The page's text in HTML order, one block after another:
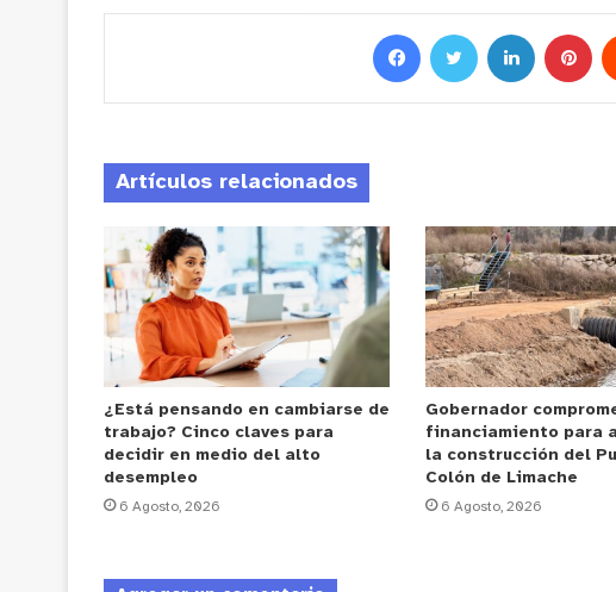
Artículos relacionados
¿Está pensando en cambiarse de
trabajo? Cinco claves para
decidir en medio del alto
desempleo
6 Agosto, 2026
Gobernador
financiamiento para
la construcción del
Colón de Limache
6 Agosto, 2026